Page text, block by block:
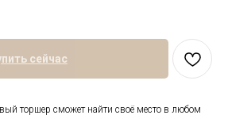
сейчас
торшер сможет найти своё место в любом